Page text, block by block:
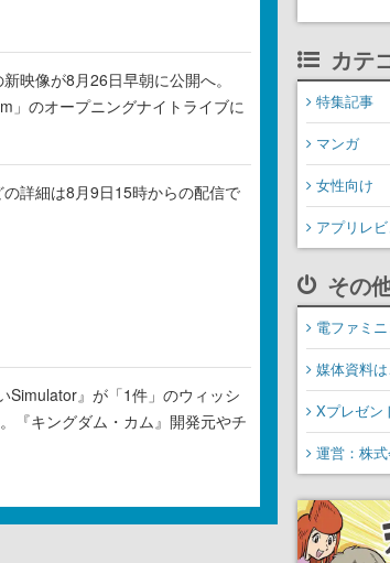
映像が8月26日早朝に公開へ。
」のオープニングナイトライブに
詳細は8月9日15時からの配信で
Simulator』が「1件」のウィッシ
『キングダム・カム』開発元やチ
カテ
特集記事
マンガ
女性向け
アプリレ
その
電ファミ
媒体資料
Xプレゼン
運営：株